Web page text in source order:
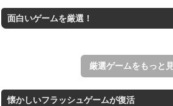
ホールを巨大に育成する落とし
王国を構築していく放置系の
面白いゲームを厳選！
厳選ゲームをもっと
懐かしいフラッシュゲームが復活